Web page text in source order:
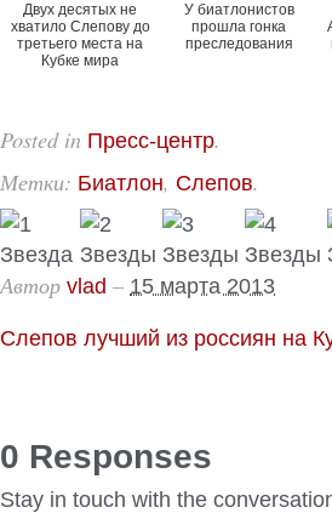
Двух десятых не
хватило Слепову до
третьего места на
Кубке мира
У биатлонистов
прошла гонка
преследования
Posted in Пресс-центр.
Метки: Биатлон, Слепов.
Автор vlad – 15 марта 2013
Слепов лучший из россиян на
0 Responses
Stay in touch with the